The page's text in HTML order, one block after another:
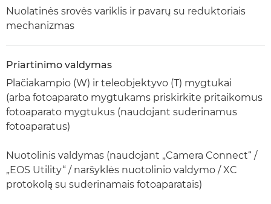
Nuolatinės srovės variklis ir pavarų su reduktoriais
mechanizmas
Priartinimo valdymas
Plačiakampio (W) ir teleobjektyvo (T) mygtukai
(arba fotoaparato mygtukams priskirkite pritaikomus
fotoaparato mygtukus (naudojant suderinamus
fotoaparatus)
Nuotolinis valdymas (naudojant „Camera Connect“ /
„EOS Utility“ / naršyklės nuotolinio valdymo / XC
protokolą su suderinamais fotoaparatais)